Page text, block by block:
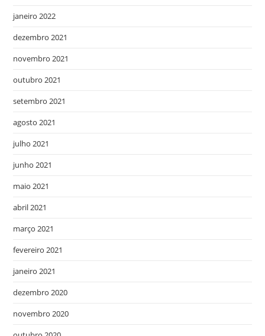
janeiro 2022
dezembro 2021
novembro 2021
outubro 2021
setembro 2021
agosto 2021
julho 2021
junho 2021
maio 2021
abril 2021
março 2021
fevereiro 2021
janeiro 2021
dezembro 2020
novembro 2020